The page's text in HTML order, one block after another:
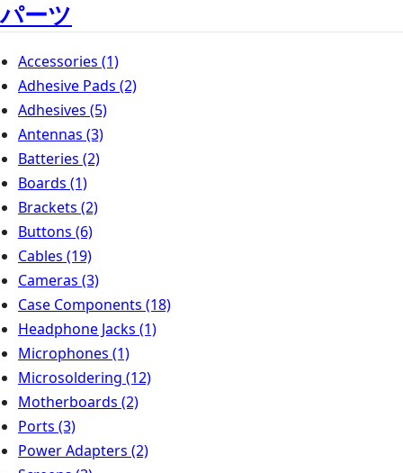
パーツ
Accessories (1)
Adhesive Pads (2)
Adhesives (5)
Antennas (3)
Batteries (2)
Boards (1)
Brackets (2)
Buttons (6)
Cables (19)
Cameras (3)
Case Components (18)
Headphone Jacks (1)
Microphones (1)
Microsoldering (12)
Motherboards (2)
Ports (3)
Power Adapters (2)